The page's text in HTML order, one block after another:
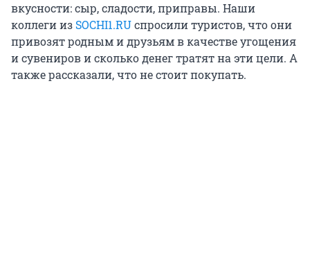
вкусности: сыр, сладости, приправы. Наши
коллеги из SOCHI1.RUспросили туристов, что они
привозят родным и друзьям в качестве угощения
и сувениров и сколько денег тратят на эти цели. А
также рассказали, что не стоит покупать.